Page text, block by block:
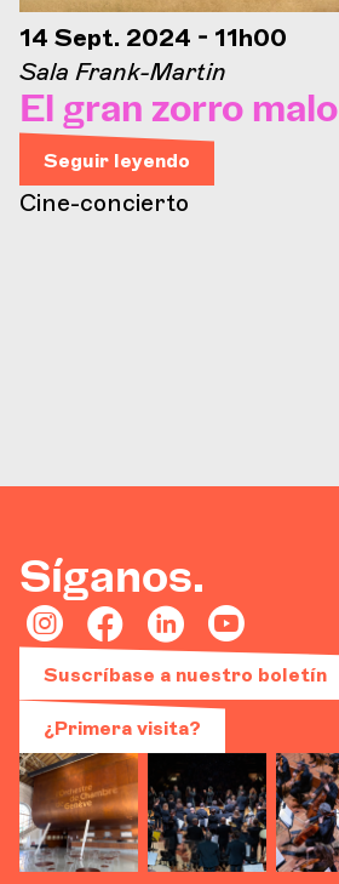
14 Sept. 2024 - 11h00
Sala Frank-Martin
El gran zorro malo
Seguir leyendo
Cine-concierto
Síganos.
Suscríbase a nuestro boletín
¿Primera visita?